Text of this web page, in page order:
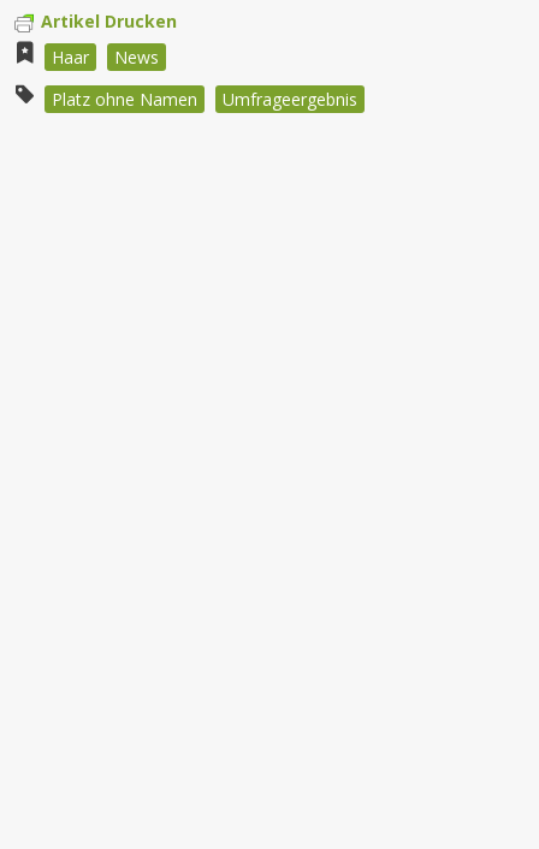
Artikel Drucken
Haar
News
Platz ohne Namen
Umfrageergebnis